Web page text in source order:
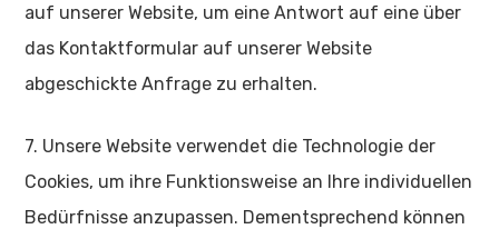
auf unserer Website, um eine Antwort auf eine über
das Kontaktformular auf unserer Website
abgeschickte Anfrage zu erhalten.
7. Unsere Website verwendet die Technologie der
Cookies, um ihre Funktionsweise an Ihre individuellen
Bedürfnisse anzupassen. Dementsprechend können